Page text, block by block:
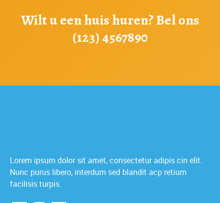
Wilt u een huis huren? Bel ons
(123) 4567890
Lorem ipsum dolor sit amet, consectetur adipis cin elit.
Nunc purus libero, interdum sed blandit acp retium
facilisis turpis.